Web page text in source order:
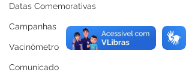
Datas Comemorativas
Campanhas
Vacinômetro
Comunicado